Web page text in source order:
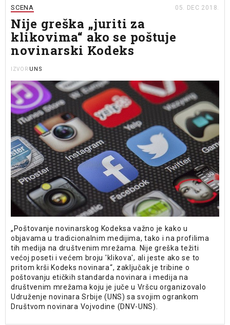
SCENA 05. DEC 2018.
Nije greška „juriti za
klikovima“ ako se poštuje
novinarski Kodeks
IZVOR UNS
„Poštovanje novinarskog Kodeksa važno je kako u
objavama u tradicionalnim medijima, tako i na profilima
tih medija na društvenim mrežama. Nije greška težiti
većoj poseti i većem broju 'klikova', ali jeste ako se to
pritom krši Kodeks novinara“, zaključak je tribine o
poštovanju etičkih standarda novinara i medija na
društvenim mrežama koju je juče u Vršcu organizovalo
Udruženje novinara Srbije (UNS) sa svojim ogrankom
Društvom novinara Vojvodine (DNV-UNS).